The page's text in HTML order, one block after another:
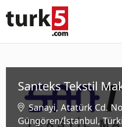
Santeks Tekstil
Sanayi, Atatürk Cd.
Güngören/İstanbul,